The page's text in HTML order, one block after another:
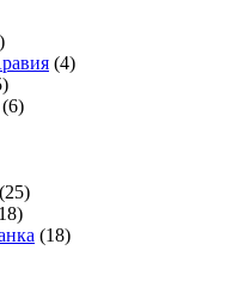
(4)
(6)
(25)
(18)